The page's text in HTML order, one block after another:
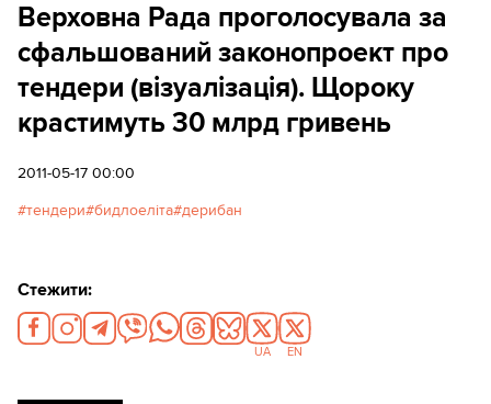
Верховна Рада проголосувала за
сфальшований законопроект про
тендери (візуалізація). Щороку
крастимуть 30 млрд гривень
2011-05-17 00:00
тендери бидлоеліта дерибан
Стежити:
UA EN